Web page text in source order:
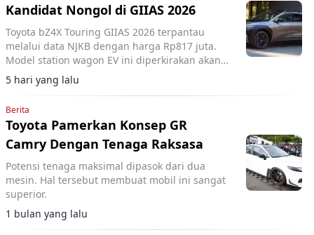
Kandidat Nongol di GIIAS 2026
Toyota bZ4X Touring GIIAS 2026 terpantau
melalui data NJKB dengan harga Rp817 juta.
Model station wagon EV ini diperkirakan akan
diperkenalkan di ajang otomotif tersebut.
5 hari yang lalu
Berita
Toyota Pamerkan Konsep GR
Camry Dengan Tenaga Raksasa
Potensi tenaga maksimal dipasok dari dua
mesin. Hal tersebut membuat mobil ini sangat
superior.
1 bulan yang lalu